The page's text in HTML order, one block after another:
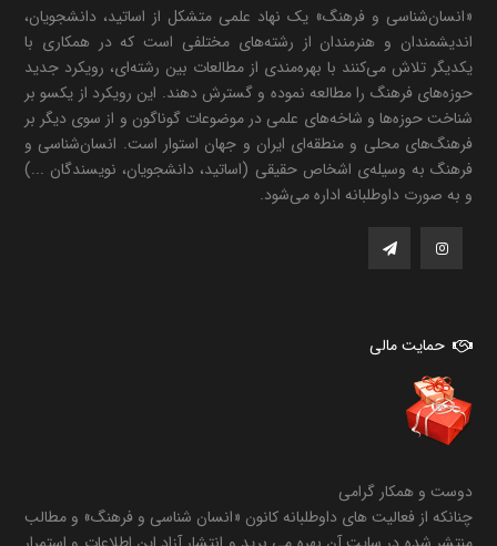
«انسان‌شناسی و فرهنگ» یک نهاد علمی متشکل از اساتید، دانشجویان،
اندیشمندان و هنرمندان از رشته‌های مختلفی است که در همکاری با
یکدیگر تلاش می‌کنند با بهره‌مندی از مطالعات بین رشته‌ای، رویکرد جدید
حوزه‌های فرهنگ را مطالعه نموده و گسترش دهند. این رویکرد از یکسو بر
شناخت حوزه‌ها و شاخه‌های علمی در موضوعات گوناگون و از سوی دیگر بر
فرهنگ‌های محلی و منطقه‌ای ایران و جهان استوار است. انسان‌شناسی و
فرهنگ به وسیله‌ی اشخاص حقیقی (اساتید، دانشجویان، نویسندگان ...)
و به صورت داوطلبانه اداره می‌شود.
حمایت مالی
دوست و همکار گرامی
چنانکه از فعالیت های داوطلبانه کانون «انسان شناسی و فرهنگ» و مطالب